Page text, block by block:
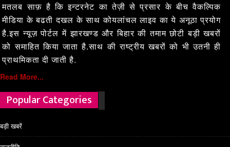
मतलब साफ़ है कि इन्टरनेट का तेज़ी से प्रसार के बीच वैकल्पिक
मीडिया के बढती दखल के साथ कोयलांचल लाइव का ये अनूठा प्रयोग
है.इस न्यूज़ पोर्टल में झारखण्ड और बिहार की तमाम छोटी बड़ी खबरों
को समाहित किया जाता है.साथ की राष्ट्रीय खबरों को भी उतनी ही
प्राथमिकता दी जाती है.
Read More...
Popular Categories
बड़ी खबरें